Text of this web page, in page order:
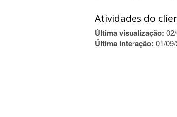
Atividades do
Última visualização:
Última interação: 01/